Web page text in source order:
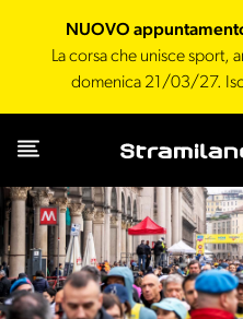
NUOVO
La corsa che unisce sport,
domenica 21/03/27.